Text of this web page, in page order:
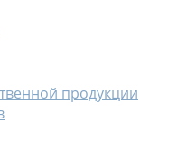
продукции